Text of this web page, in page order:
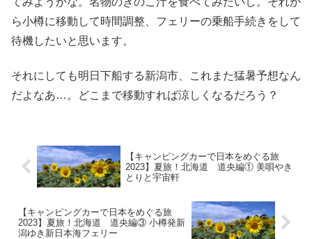
ら小樽に移動して時間調整、フェリーの乗船手続きをして
待機したいと思います。
それにしても明日下船する新潟市、これまた猛暑予想なん
だよなあ…。どこまで移動すれば涼しくなるだろう？
【キャンピングカーで日本をめぐる旅
2023】夏旅！北海道 道央編① 美唄やき
とりと宇宙軒
【キャンピングカーで日本をめぐる旅
2023】夏旅！北海道 道央編③ 小樽発新
潟ゆき新日本海フェリー